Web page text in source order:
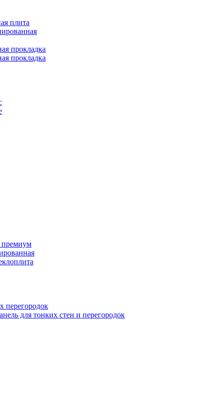
плита
прокладка
прокладка
премиум
перегородок
для тонких стен и перегородок